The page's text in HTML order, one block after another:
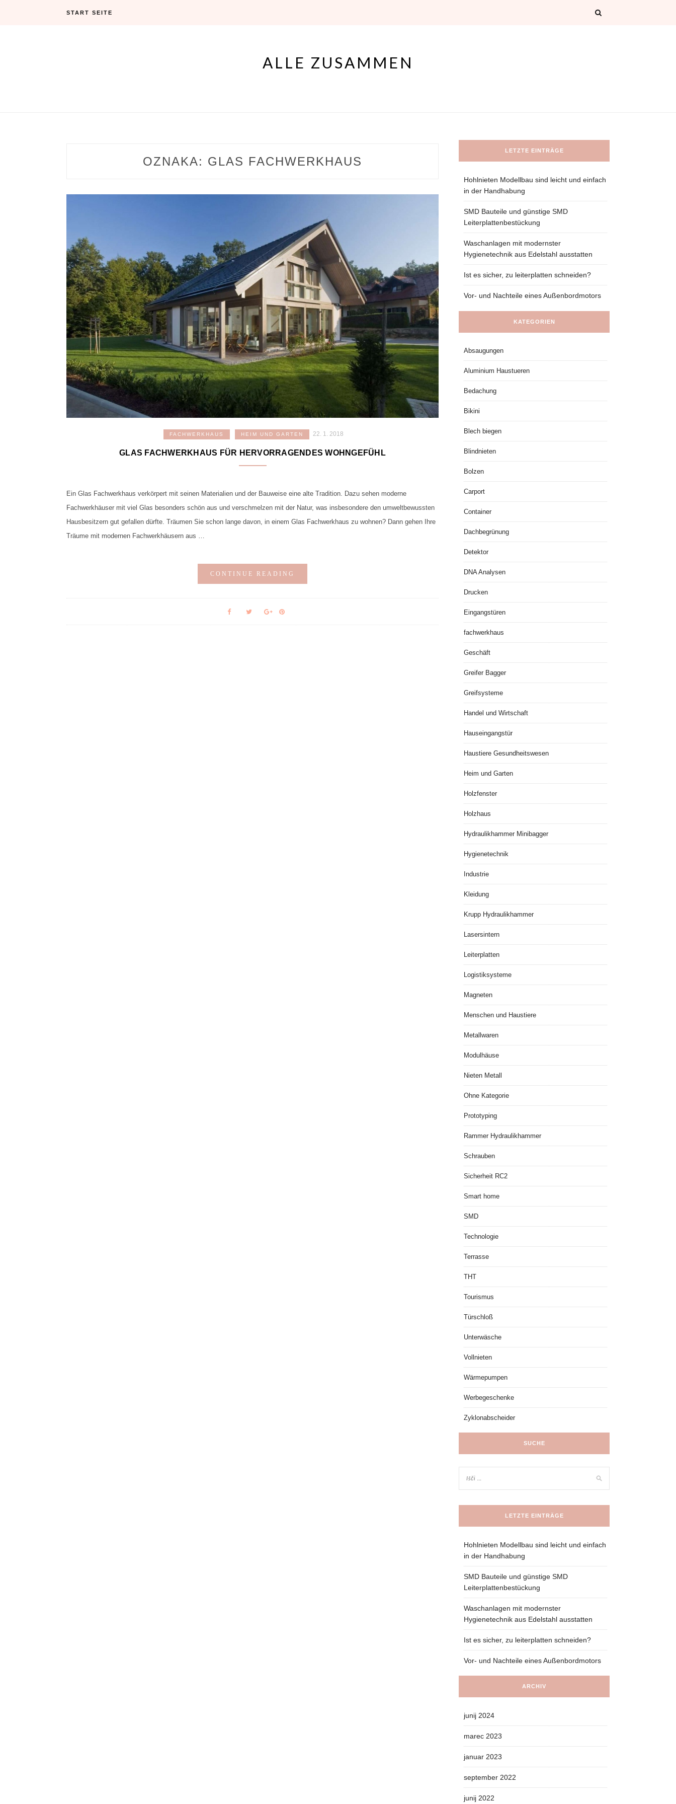
START SEITE
ALLE ZUSAMMEN
OZNAKA: GLAS FACHWERKHAUS
FACHWERKHAUS HEIM UND GARTEN 22. 1. 2018
GLAS FACHWERKHAUS FÜR HERVORRAGENDES WOHNGEFÜHL
Ein Glas Fachwerkhaus verkörpert mit seinen Materialien und der Bauweise eine alte Tradition. Dazu sehen moderne
Fachwerkhäuser mit viel Glas besonders schön aus und verschmelzen mit der Natur, was insbesondere den umweltbewussten
Hausbesitzern gut gefallen dürfte. Träumen Sie schon lange davon, in einem Glas Fachwerkhaus zu wohnen? Dann gehen Ihre
Träume mit modernen Fachwerkhäusern aus …
CONTINUE READING
LETZTE EINTRÄGE
Hohlnieten Modellbau sind leicht und einfach
in der Handhabung
SMD Bauteile und günstige SMD
Leiterplattenbestückung
Waschanlagen mit modernster
Hygienetechnik aus Edelstahl ausstatten
Ist es sicher, zu leiterplatten schneiden?
Vor- und Nachteile eines Außenbordmotors
KATEGORIEN
Absaugungen
Aluminium Haustueren
Bedachung
Bikini
Blech biegen
Blindnieten
Bolzen
Carport
Container
Dachbegrünung
Detektor
DNA Analysen
Drucken
Eingangstüren
fachwerkhaus
Geschäft
Greifer Bagger
Greifsysteme
Handel und Wirtschaft
Hauseingangstür
Haustiere Gesundheitswesen
Heim und Garten
Holzfenster
Holzhaus
Hydraulikhammer Minibagger
Hygienetechnik
Industrie
Kleidung
Krupp Hydraulikhammer
Lasersintern
Leiterplatten
Logistiksysteme
Magneten
Menschen und Haustiere
Metallwaren
Modulhäuse
Nieten Metall
Ohne Kategorie
Prototyping
Rammer Hydraulikhammer
Schrauben
Sicherheit RC2
Smart home
SMD
Technologie
Terrasse
THT
Tourismus
Türschloß
Unterwäsche
Vollnieten
Wärmepumpen
Werbegeschenke
Zyklonabscheider
SUCHE
LETZTE EINTRÄGE
Hohlnieten Modellbau sind leicht und einfach
in der Handhabung
SMD Bauteile und günstige SMD
Leiterplattenbestückung
Waschanlagen mit modernster
Hygienetechnik aus Edelstahl ausstatten
Ist es sicher, zu leiterplatten schneiden?
Vor- und Nachteile eines Außenbordmotors
ARCHIV
junij 2024
marec 2023
januar 2023
september 2022
junij 2022